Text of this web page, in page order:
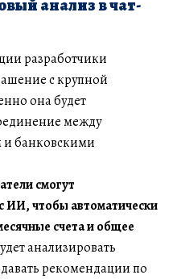
анализ в чат-
разработчики
с крупной
она будет
между
и банковскими
смогут
ИИ, чтобы автоматически
счета и общее
анализировать
рекомендации по